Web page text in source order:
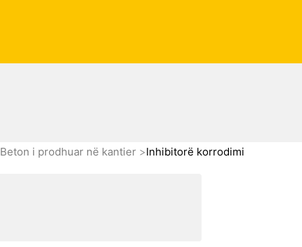
Beton i prodhuar në kantier Inhibitorë korrodimi